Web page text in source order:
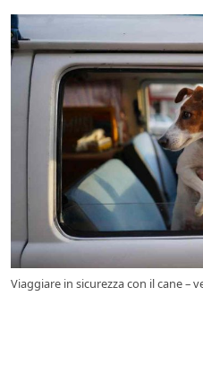
Viaggiare in sicurezza con il cane –